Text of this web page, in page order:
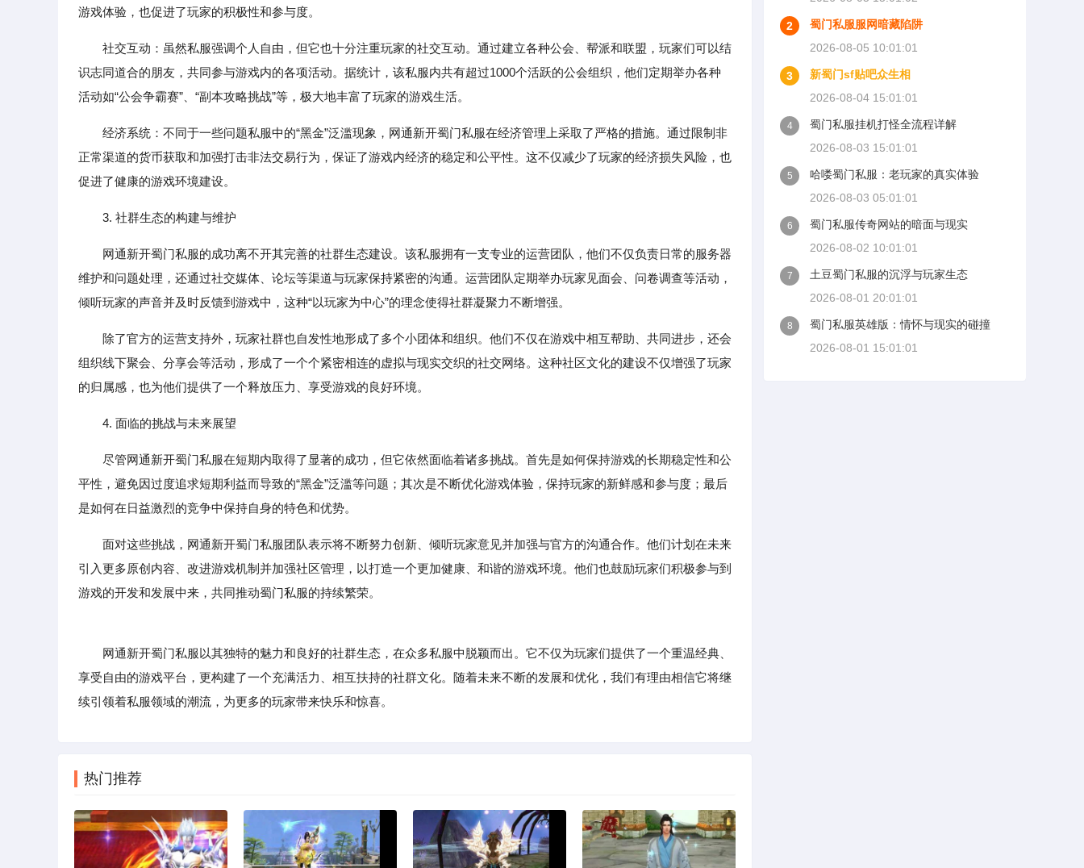
游戏体验，也促进了玩家的积极性和参与度。
社交互动：虽然私服强调个人自由，但它也十分注重玩家的社交互动。通过建立各种公会、帮派和联盟，玩家们可以结
识志同道合的朋友，共同参与游戏内的各项活动。据统计，该私服内共有超过1000个活跃的公会组织，他们定期举办各种
活动如“公会争霸赛”、“副本攻略挑战”等，极大地丰富了玩家的游戏生活。
经济系统：不同于一些问题私服中的“黑金”泛滥现象，网通新开蜀门私服在经济管理上采取了严格的措施。通过限制非
正常渠道的货币获取和加强打击非法交易行为，保证了游戏内经济的稳定和公平性。这不仅减少了玩家的经济损失风险，也
促进了健康的游戏环境建设。
3. 社群生态的构建与维护
网通新开蜀门私服的成功离不开其完善的社群生态建设。该私服拥有一支专业的运营团队，他们不仅负责日常的服务器
维护和问题处理，还通过社交媒体、论坛等渠道与玩家保持紧密的沟通。运营团队定期举办玩家见面会、问卷调查等活动，
倾听玩家的声音并及时反馈到游戏中，这种“以玩家为中心”的理念使得社群凝聚力不断增强。
除了官方的运营支持外，玩家社群也自发性地形成了多个小团体和组织。他们不仅在游戏中相互帮助、共同进步，还会
组织线下聚会、分享会等活动，形成了一个个紧密相连的虚拟与现实交织的社交网络。这种社区文化的建设不仅增强了玩家
的归属感，也为他们提供了一个释放压力、享受游戏的良好环境。
4. 面临的挑战与未来展望
尽管网通新开蜀门私服在短期内取得了显著的成功，但它依然面临着诸多挑战。首先是如何保持游戏的长期稳定性和公
平性，避免因过度追求短期利益而导致的“黑金”泛滥等问题；其次是不断优化游戏体验，保持玩家的新鲜感和参与度；最后
是如何在日益激烈的竞争中保持自身的特色和优势。
面对这些挑战，网通新开蜀门私服团队表示将不断努力创新、倾听玩家意见并加强与官方的沟通合作。他们计划在未来
引入更多原创内容、改进游戏机制并加强社区管理，以打造一个更加健康、和谐的游戏环境。他们也鼓励玩家们积极参与到
游戏的开发和发展中来，共同推动蜀门私服的持续繁荣。
网通新开蜀门私服以其独特的魅力和良好的社群生态，在众多私服中脱颖而出。它不仅为玩家们提供了一个重温经典、
享受自由的游戏平台，更构建了一个充满活力、相互扶持的社群文化。随着未来不断的发展和优化，我们有理由相信它将继
续引领着私服领域的潮流，为更多的玩家带来快乐和惊喜。
热门推荐
2
蜀门私服服网暗藏陷阱
2026-08-05 10:01:01
3
新蜀门sf贴吧众生相
2026-08-04 15:01:01
4
蜀门私服挂机打怪全流程详解
2026-08-03 15:01:01
5
哈喽蜀门私服：老玩家的真实体验
2026-08-03 05:01:01
6
蜀门私服传奇网站的暗面与现实
2026-08-02 10:01:01
7
土豆蜀门私服的沉浮与玩家生态
2026-08-01 20:01:01
8
蜀门私服英雄版：情怀与现实的碰撞
2026-08-01 15:01:01